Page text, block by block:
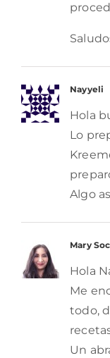
Nayyeli
Hola
Lo
Algo
Mary
Hola
Me
todo,
Un